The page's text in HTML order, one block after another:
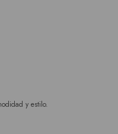
y estilo.